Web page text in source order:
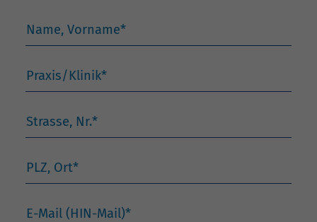
Name, Vorname*
Praxis/Klinik*
Strasse, Nr.*
PLZ, Ort*
E-Mail (HIN-Mail)*